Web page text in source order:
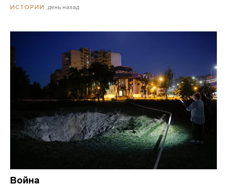
ИСТОРИИ день назад
Война